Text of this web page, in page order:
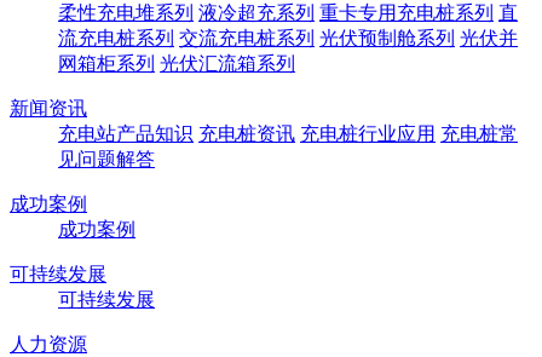
柔性充电堆系列 液冷超充系列 重卡专用充电桩系列 直
流充电桩系列 交流充电桩系列 光伏预制舱系列 光伏并
网箱柜系列 光伏汇流箱系列
新闻资讯
充电站产品知识 充电桩资讯 充电桩行业应用 充电桩常
见问题解答
成功案例
成功案例
可持续发展
可持续发展
人力资源